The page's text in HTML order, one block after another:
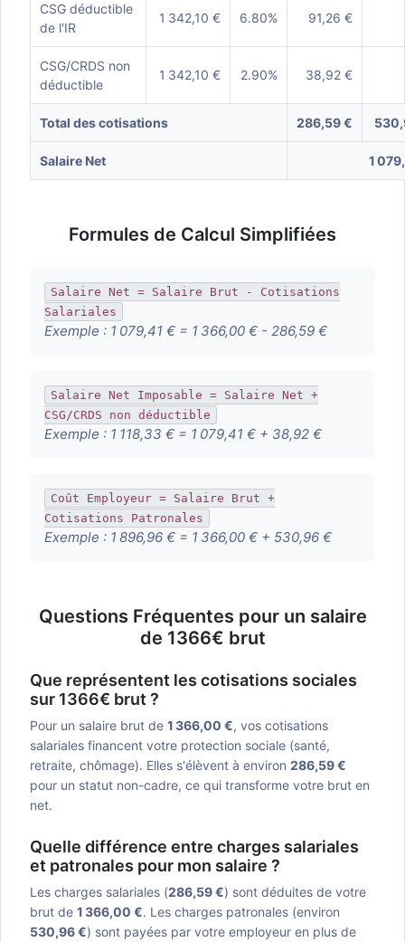
CSG déductible
de l'IR
1 342,10 € 6.80% 91,26 €
CSG/CRDS non
déductible
1 342,10 € 2.90% 38,92 €
Total des cotisations 286,59 €
Salaire Net 1
Formules de Calcul Simplifiées
Salaire Net = Salaire Brut - Cotisations
Salariales
Exemple : 1 079,41 € = 1 366,00 € - 286,59 €
Salaire Net Imposable = Salaire Net +
CSG/CRDS non déductible
Exemple : 1 118,33 € = 1 079,41 € + 38,92 €
Coût Employeur = Salaire Brut +
Cotisations Patronales
Exemple : 1 896,96 € = 1 366,00 € + 530,96 €
Questions Fréquentes pour un salaire
de 1366€ brut
Que représentent les cotisations sociales
sur 1366€ brut ?
Pour un salaire brut de 1 366,00 €, vos cotisations
salariales financent votre protection sociale (santé,
retraite, chômage). Elles s'élèvent à environ 286,59 €
pour un statut non-cadre, ce qui transforme votre brut en
net.
Quelle différence entre charges salariales
et patronales pour mon salaire ?
Les charges salariales (286,59 €) sont déduites de votre
brut de 1 366,00 €. Les charges patronales (environ
530,96 €) sont payées par votre employeur en plus de